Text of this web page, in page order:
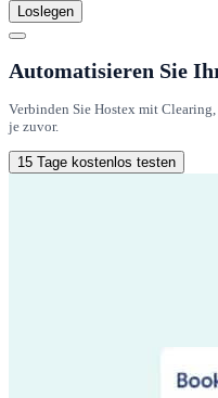
Loslegen
Automatisieren Sie
Verbinden Sie Hostex mit
je zuvor.
15 Tage kostenlos testen